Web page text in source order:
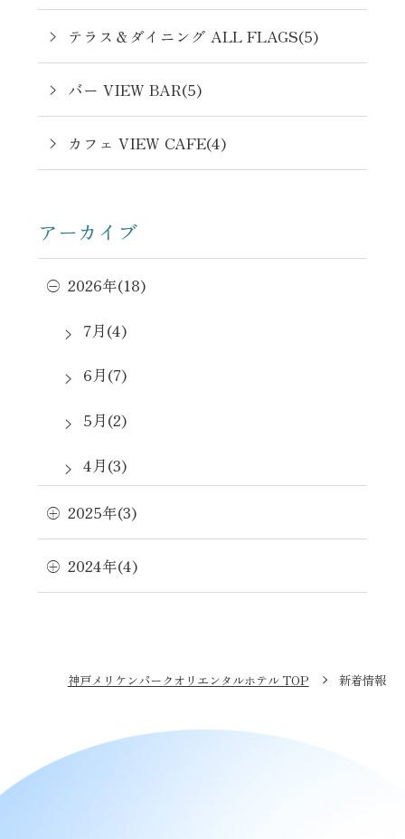
テラス＆ダイニング ALL FLAGS(5)
バー VIEW BAR(5)
カフェ VIEW CAFE(4)
アーカイブ
2026年(18)
7月(4)
6月(7)
5月(2)
4月(3)
2月(1)
1月(1)
2025年(3)
2024年(4)
神戸メリケンパークオリエンタルホテル TOP 新着情報